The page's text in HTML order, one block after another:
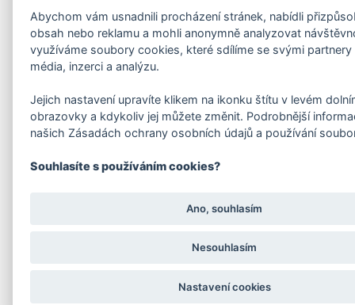
Abychom vám usnadnili procházení stránek, nabídli
obsah nebo reklamu a mohli anonymně analyzovat
využíváme soubory cookies, které sdílíme se svými
média, inzerci a analýzu.
Jejich nastavení upravíte klikem na ikonku štítu v levém
obrazovky a kdykoliv jej můžete změnit. Podrobnější
našich Zásadách ochrany osobních údajů a používání
Souhlasíte s používáním cookies?
Ano, souhlasím
Nesouhlasím
Nastavení cookies